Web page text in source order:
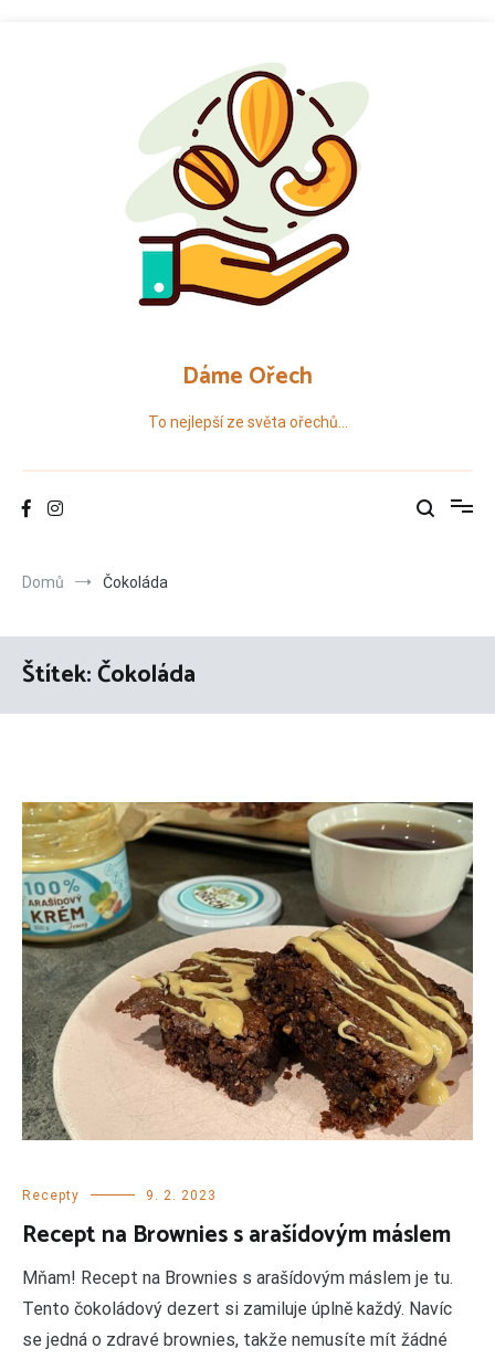
Dáme Ořech
To nejlepší ze světa ořechů…
Domů Čokoláda
Štítek:Čokoláda
Recepty 9. 2. 2023
Recept na Brownies s arašídovým máslem
Mňam! Recept na Brownies s arašídovým máslem je tu.
Tento čokoládový dezert si zamiluje úplně každý. Navíc
se jedná o zdravé brownies, takže nemusíte mít žádné